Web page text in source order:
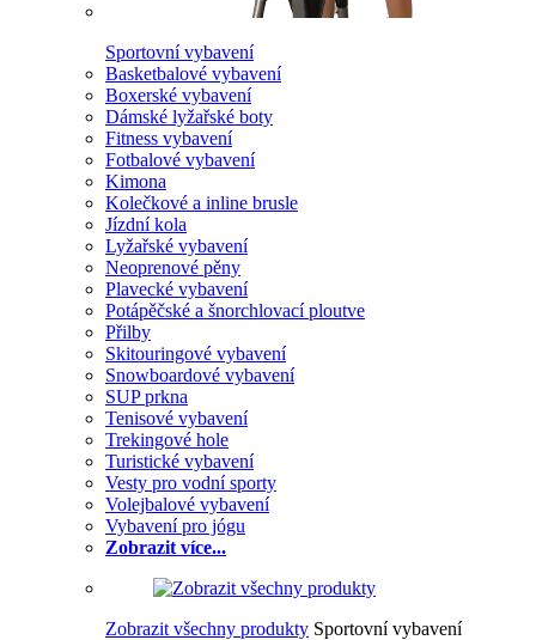
Sportovní vybavení
Basketbalové vybavení
Boxerské vybavení
Dámské lyžařské boty
Fitness vybavení
Fotbalové vybavení
Kimona
Kolečkové a inline brusle
Jízdní kola
Lyžařské vybavení
Neoprenové pěny
Plavecké vybavení
Potápěčské a šnorchlovací ploutve
Přilby
Skitouringové vybavení
Snowboardové vybavení
SUP prkna
Tenisové vybavení
Trekingové hole
Turistické vybavení
Vesty pro vodní sporty
Volejbalové vybavení
Vybavení pro jógu
Zobrazit více...
Zobrazit všechny produkty Sportovní vybavení